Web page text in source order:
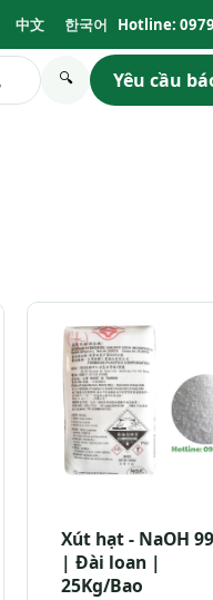
中文 한국어 Hotline:
🔍 Yêu cầu
Xút hạt - NaOH
| Đài loan |
25Kg/Bao